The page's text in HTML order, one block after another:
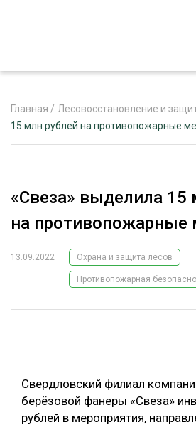
ЛЕСНОЕ ХОЗЯЙСТВО
ЛЕСОЗАГОТОВКА
БИОЭНЕРГЕТИКА
ЛЕСОВОССТАНОВЛЕНИЕ И ЗАЩИТА
ТЕМАТИЧЕСКИЕ ПРОЕКТЫ
Главная / Лесовосстановление и
15 млн рублей на противопожарные
«Свеза» выделила 15
на противопожарные
13.09.2022 Охрана и защита лесов
Противопожарная
Свердловский филиал
берёзовой фанеры «Свеза»
рублей в мероприятия,